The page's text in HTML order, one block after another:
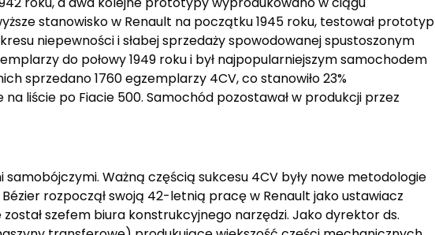
stanowisko w Renault na początku 1945 roku, testował prototyp
niepewności i słabej sprzedaży spowodowanej spustoszonym
do połowy 1949 roku i był najpopularniejszym samochodem
sprzedano 1760 egzemplarzy 4CV, co stanowiło 23%
liście po Fiacie 500. Samochód pozostawał w produkcji przez
Ważną częścią sukcesu 4CV były nowe metodologie
rozpoczął swoją 42-letnią pracę w Renault jako ustawiacz
szefem biura konstrukcyjnego narzędzi. Jako dyrektor ds.